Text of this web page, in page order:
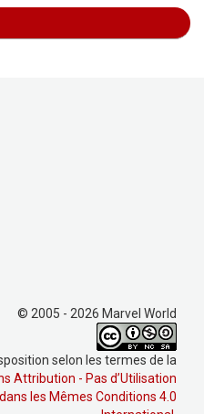
© 2005 - 2026 Marvel World
selon les termes de la
Attribution - Pas d’Utilisation
les Mêmes Conditions 4.0